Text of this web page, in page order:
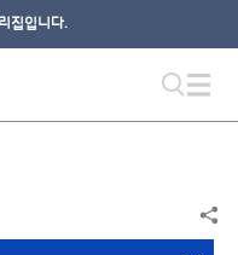
집입니다.